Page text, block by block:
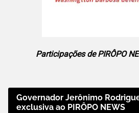
Participações de PIRÔPO
Governador Jerônimo
exclusiva ao PIRÔPO NEWS